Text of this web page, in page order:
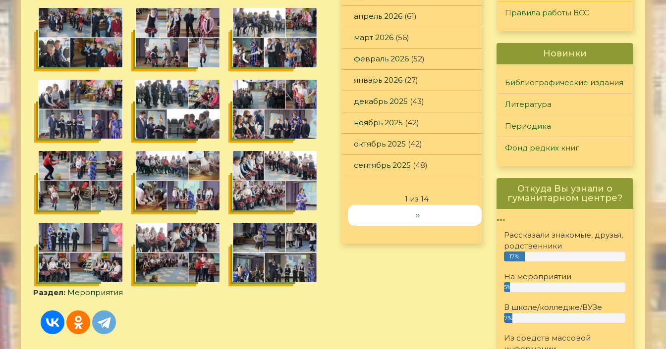
Раздел: Мероприятия
апрель 2026 (61)
март 2026 (56)
февраль 2026 (52)
январь 2026 (27)
декабрь 2025 (43)
ноябрь 2025 (42)
октябрь 2025 (42)
сентябрь 2025 (48)
1 из 14
››
Правила работы ВСС
Новинки
Библиографические издания
Литература
Периодика
Фонд редких книг
Откуда Вы узнали о
гуманитарном центре?
"""
Рассказали знакомые, друзья,
родственники
17%
На мероприятии
5%
В школе/колледже/ВУЗе
7%
Из средств массовой